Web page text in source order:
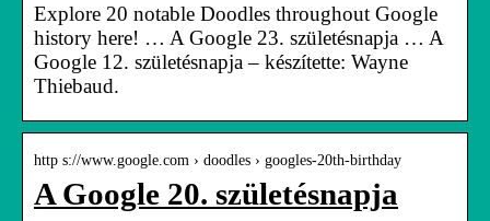
Explore 20 notable Doodles throughout Google
history here! … A Google 23. születésnapja … A
Google 12. születésnapja – készítette: Wayne
Thiebaud.
http s://www.google.com › doodles › googles-20th-birthday
A Google 20. születésnapja